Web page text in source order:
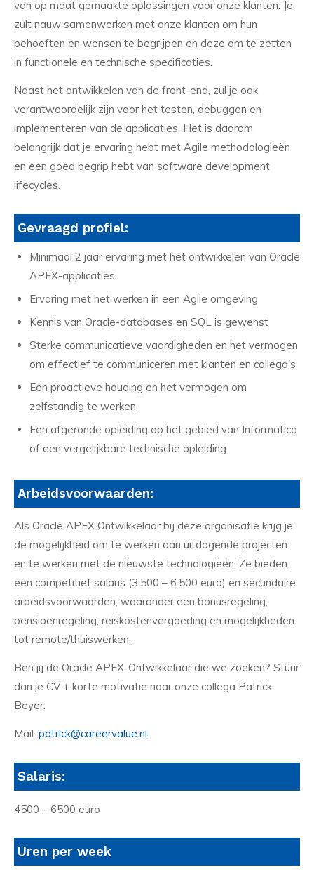
van op maat gemaakte oplossingen voor onze klanten. Je
zult nauw samenwerken met onze klanten om hun
behoeften en wensen te begrijpen en deze om te zetten
in functionele en technische specificaties.
Naast het ontwikkelen van de front-end, zul je ook
verantwoordelijk zijn voor het testen, debuggen en
implementeren van de applicaties. Het is daarom
belangrijk dat je ervaring hebt met Agile methodologieën
en een goed begrip hebt van software development
lifecycles.
Gevraagd profiel:
Minimaal 2 jaar ervaring met het ontwikkelen van Oracle
APEX-applicaties
Ervaring met het werken in een Agile omgeving
Kennis van Oracle-databases en SQL is gewenst
Sterke communicatieve vaardigheden en het vermogen
om effectief te communiceren met klanten en collega's
Een proactieve houding en het vermogen om
zelfstandig te werken
Een afgeronde opleiding op het gebied van Informatica
of een vergelijkbare technische opleiding
Arbeidsvoorwaarden:
Als Oracle APEX Ontwikkelaar bij deze organisatie krijg je
de mogelijkheid om te werken aan uitdagende projecten
en te werken met de nieuwste technologieën. Ze bieden
een competitief salaris (3.500 – 6.500 euro) en secundaire
arbeidsvoorwaarden, waaronder een bonusregeling,
pensioenregeling, reiskostenvergoeding en mogelijkheden
tot remote/thuiswerken.
Ben jij de Oracle APEX-Ontwikkelaar die we zoeken? Stuur
dan je CV + korte motivatie naar onze collega Patrick
Beyer.
Mail: patrick@careervalue.nl
Salaris:
4500 – 6500 euro
Uren per week